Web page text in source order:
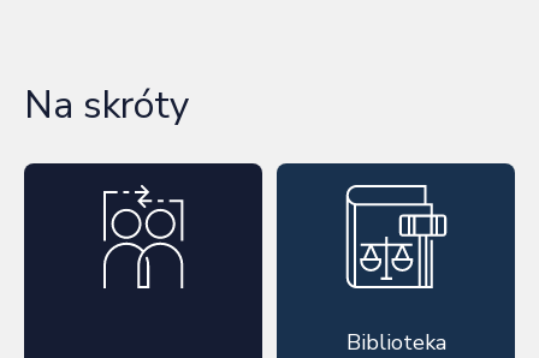
Na skróty
Biblioteka